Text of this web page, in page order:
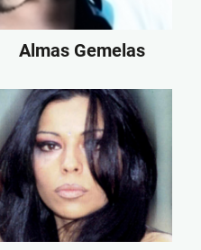
Almas Gemelas